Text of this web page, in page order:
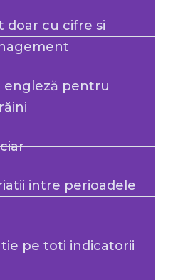
doar cu cifre si
engleză pentru
intre perioadele
pe toti indicatorii